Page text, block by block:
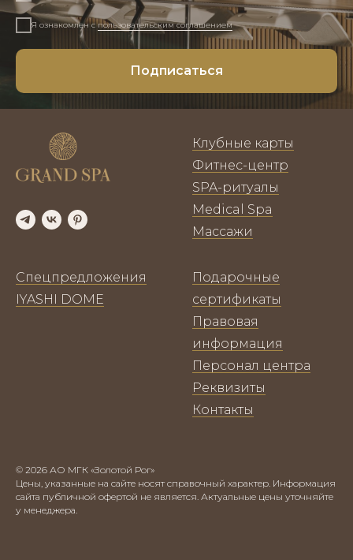
Я ознакомлен спользовательским соглашением
Подписаться
Клубные карты
Фитнес-центр
SPA-ритуалы
Medical Spa
Массажи
Спецпредложения
IYASHI DOME
Подарочные
сертификаты
Правовая
информация
Персонал центра
Реквизиты
Контакты
© 2026 АО МГК «Золотой Рог»
Цены, указанные на сайте носят справочный характер. Информация
сайта публичной офертой не является. Актуальные цены уточняйте
у менеджера.